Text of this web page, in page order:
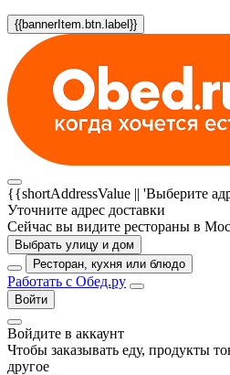
{{bannerItem.btn.label}}
{{shortAddressValue || 'Выберите
Уточните адрес доставки
Сейчас вы видите рестораны в
Выбрать улицу и дом
Ресторан, кухня или блюдо
Работать с Обед.ру
Войти
Войдите в аккаунт
Чтобы заказывать еду, продукты
другое